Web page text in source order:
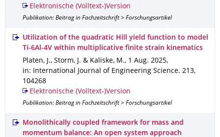
Elektronische (Volltext-)Version
Publikation: Beitrag in Fachzeitschrift > Forschungsartikel
Utilization of the quadratic Hill yield function to model
Ti-6Al-4V within multiplicative finite strain kinematics
Platen, J., Storm, J. & Kaliske, M., 1 Aug. 2025,
in: International Journal of Engineering Science. 213,
104268
Elektronische (Volltext-)Version
Publikation: Beitrag in Fachzeitschrift > Forschungsartikel
Monolithically coupled framework for mass and
momentum balance: An open system approach